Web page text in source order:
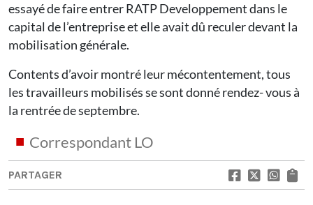
essayé de faire entrer RATP Developpement dans le
capital de l’entreprise et elle avait dû reculer devant la
mobilisation générale.
Contents d’avoir montré leur mécontentement, tous
les travailleurs mobilisés se sont donné rendez- vous à
la rentrée de septembre.
Correspondant LO
PARTAGER